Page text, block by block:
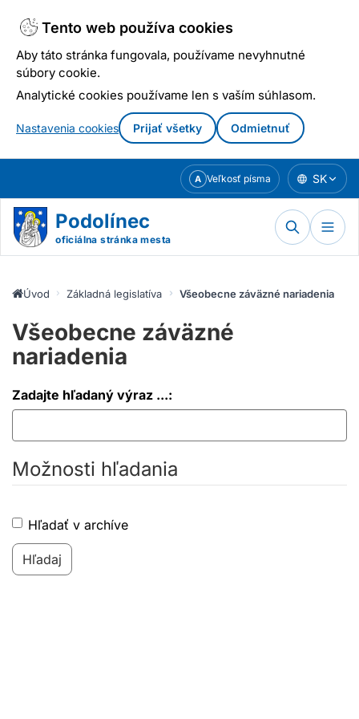
Tento web používa cookies
Aby táto stránka fungovala, používame nevyhnutné
súbory cookie.
Analytické cookies používame len s vaším súhlasom.
Nastavenia cookies Prijať všetky Odmietnuť
obsahu
A Veľkosť písma SK
Podolínec
oficiálna stránka mesta
Úvod Základná legislatíva mestaVšeobecne záväzné nariadenia
Všeobecne záväzné
nariadenia
Zadajte hľadaný výraz ...:
Možnosti hľadania
Hľadať v archíve